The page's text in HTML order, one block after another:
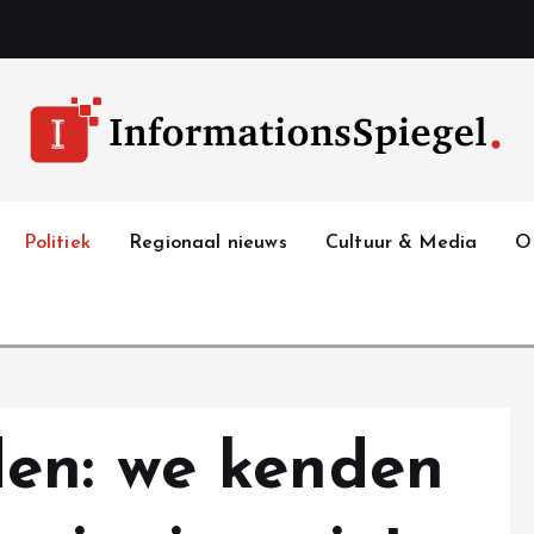
Politiek Regionaal nieuws Cultuur & Media
we kenden